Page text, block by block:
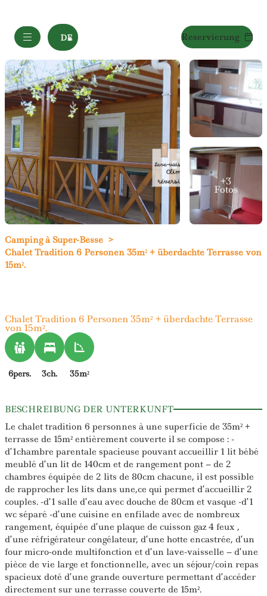
DE Reservierung
+3
Fotos
Camping à Super-Besse
Chalet Tradition 6 Personen 35m² + überdachte Terrasse von
15m².
Chalet Tradition 6 Personen 35m² + überdachte Terrasse
von 15m².
6pers. 3ch. 35m²
BESCHREIBUNG DER UNTERKUNFT
Le chalet tradition 6 personnes à une superficie de 35m² +
terrasse de 15m² entièrement couverte il se compose : -
d’1chambre parentale spacieuse pouvant accueillir 1 lit bébé
meublé d’un lit de 140cm et de rangement pont – de 2
chambres équipée de 2 lits de 80cm chacune, il est possible
de rapprocher les lits dans une,ce qui permet d’accueillir 2
couples. -d’1 salle d’eau avec douche de 80cm et vasque -d’1
wc séparé -d’une cuisine en enfilade avec de nombreux
rangement, équipée d’une plaque de cuisson gaz 4 feux ,
d’une réfrigérateur congélateur, d’une hotte encastrée, d’un
four micro-onde multifonction et d’un lave-vaisselle – d’une
pièce de vie large et fonctionnelle, avec un séjour/coin repas
spacieux doté d’une grande ouverture permettant d’accéder
directement sur une terrasse couverte de 15m².